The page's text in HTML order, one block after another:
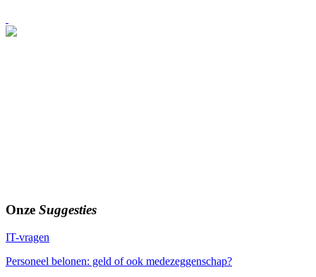
Onze Suggesties
IT-vragen
Personeel belonen: geld of ook medezeggenschap?